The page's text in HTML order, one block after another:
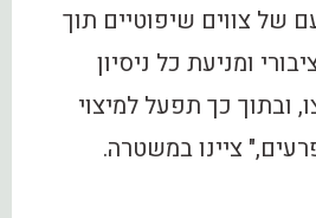
של צווים שיפוטיים תוך
ומניעת כל ניסיון
ובתוך כך תפעל למיצוי
ציינו במשטרה.